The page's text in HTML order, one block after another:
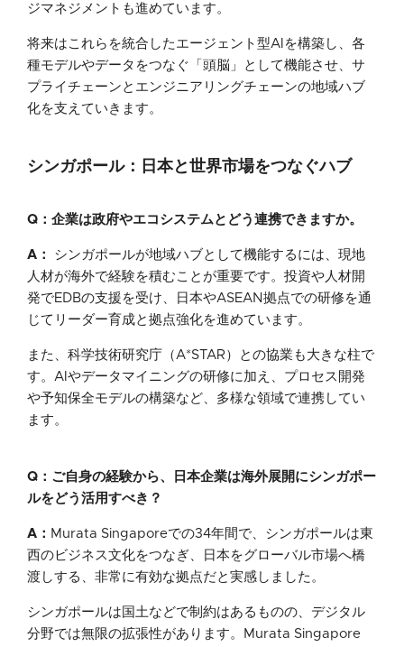
ジマネジメントも進めています。
将来はこれらを統合したエージェント型AIを構築し、各
種モデルやデータをつなぐ「頭脳」として機能させ、サ
プライチェーンとエンジニアリングチェーンの地域ハブ
化を支えていきます。
シンガポール：日本と世界市場をつなぐハブ
Q：企業は政府やエコシステムとどう連携できますか。
A：
シンガポールが地域ハブとして機能するには、現地
人材が海外で経験を積むことが重要です。投資や人材開
発でEDBの支援を受け、日本やASEAN拠点での研修を通
じてリーダー育成と拠点強化を進めています。
また、科学技術研究庁（A*STAR）との協業も大きな柱で
す。AIやデータマイニングの研修に加え、プロセス開発
や予知保全モデルの構築など、多様な領域で連携してい
ます。
Q：ご自身の経験から、日本企業は海外展開にシンガポー
ルをどう活用すべき？
A： Murata Singaporeでの34年間で、シンガポールは東
西のビジネス文化をつなぎ、日本をグローバル市場へ橋
渡しする、非常に有効な拠点だと実感しました。
シンガポールは国土などで制約はあるものの、デジタル
分野では無限の拡張性があります。Murata Singapore